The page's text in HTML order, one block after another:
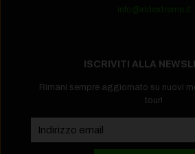
info@ridextreme.it
ISCRIVITI ALLA
Rimani sempre aggiornato su nuovi
tour!